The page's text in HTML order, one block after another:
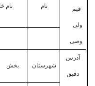
ولی
وصی
نام نام
آدرس
دقیق
شهرستان بخش